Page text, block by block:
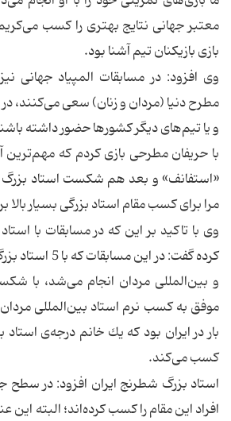
معتبر جهانی نتایج بهتری را كسب
بازی بازیكنان تیم آشنا بود.
وی افزود: در مسابقات المپیاد جهانی
مطرح دنیا (مردان و زنان) سعی می‌كنند،
و یا تیم‌های دیگر كشورها حضور داشته
با حریفان مطرحی بازی كردم كه مهم‌ترین
«استفانف» و بعد هم شكست استاد
مرا برای كسب مقام استاد بزرگی بسیار بالا
وی با تاكید بر این كه در مسابقات با استاد
و بین‌المللی مردان انجام می‌شد، با
موفق به كسب نرم استاد بین‌المللی
بار در ایران بود كه یك خانم درجه‌ی استاد
كسب می‌كند.
استاد بزرگ شطرنج ایران افزود: در سطح
افراد این مقام را كسب كرده‌اند؛ البته این